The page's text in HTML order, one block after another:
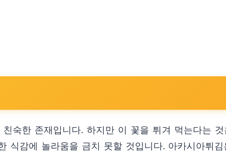
숙한 존재입니다. 하지만 이 꽃을 튀겨 먹는다는
감에 놀라움을 금치 못할 것입니다. 아카시아튀